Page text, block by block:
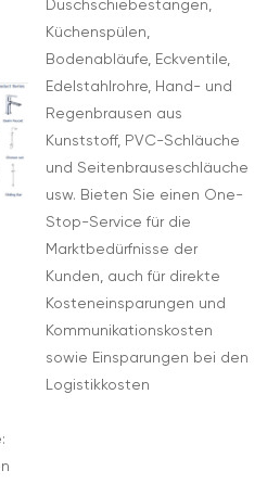
Duschschiebestangen,
Küchenspülen,
Bodenabläufe, Eckventile,
Edelstahlrohre, Hand- und
Regenbrausen aus
Kunststoff, PVC-Schläuche
und Seitenbrauseschläuche
usw. Bieten Sie einen One-
Stop-Service für die
Marktbedürfnisse der
Kunden, auch für direkte
Kosteneinsparungen und
Kommunikationskosten
sowie Einsparungen bei den
Logistikkosten